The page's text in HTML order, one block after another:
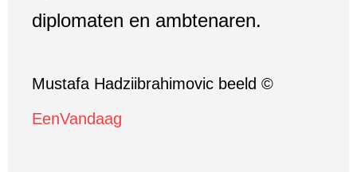
diplomaten en ambtenaren.
Mustafa Hadziibrahimovic beeld ©
EenVandaag